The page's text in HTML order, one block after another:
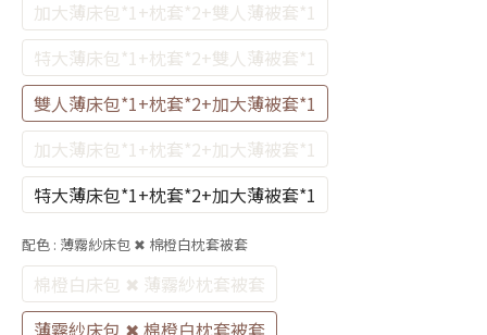
加大薄床包*1+枕套*2+雙人薄被套*1
特大薄床包*1+枕套*2+雙人薄被套*1
雙人薄床包*1+枕套*2+加大薄被套*1
加大薄床包*1+枕套*2+加大薄被套*1
特大薄床包*1+枕套*2+加大薄被套*1
配色 : 薄霧紗床包 ✖ 棉橙白枕套被套
棉橙白床包 ✖ 薄霧紗枕套被套
薄霧紗床包 ✖ 棉橙白枕套被套